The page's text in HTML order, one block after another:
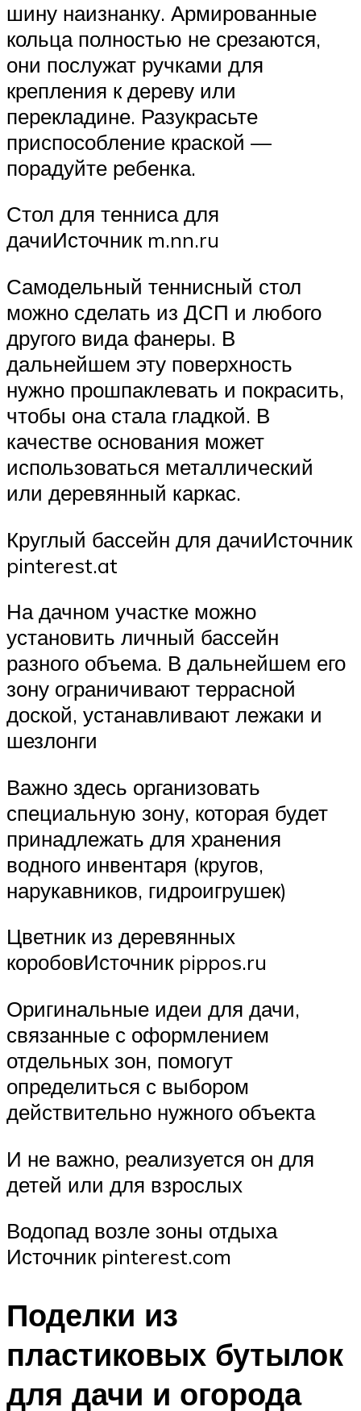
шину наизнанку. Армированные
кольца полностью не срезаются,
они послужат ручками для
крепления к дереву или
перекладине. Разукрасьте
приспособление краской —
порадуйте ребенка.
Стол для тенниса для
дачиИсточник m.nn.ru
Самодельный теннисный стол
можно сделать из ДСП и любого
другого вида фанеры. В
дальнейшем эту поверхность
нужно прошпаклевать и покрасить,
чтобы она стала гладкой. В
качестве основания может
использоваться металлический
или деревянный каркас.
Круглый бассейн для дачиИсточник
pinterest.at
На дачном участке можно
установить личный бассейн
разного объема. В дальнейшем его
зону ограничивают террасной
доской, устанавливают лежаки и
шезлонги
Важно здесь организовать
специальную зону, которая будет
принадлежать для хранения
водного инвентаря (кругов,
нарукавников, гидроигрушек)
Цветник из деревянных
коробовИсточник pippos.ru
Оригинальные идеи для дачи,
связанные с оформлением
отдельных зон, помогут
определиться с выбором
действительно нужного объекта
И не важно, реализуется он для
детей или для взрослых
Водопад возле зоны отдыха
Источник pinterest.com
Поделки из
пластиковых бутылок
для дачи и огорода